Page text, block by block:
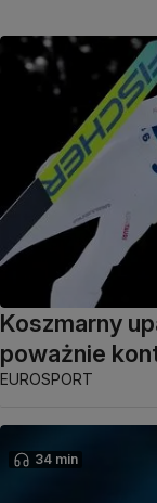
Koszmarny
poważnie
EUROSPORT
34 min